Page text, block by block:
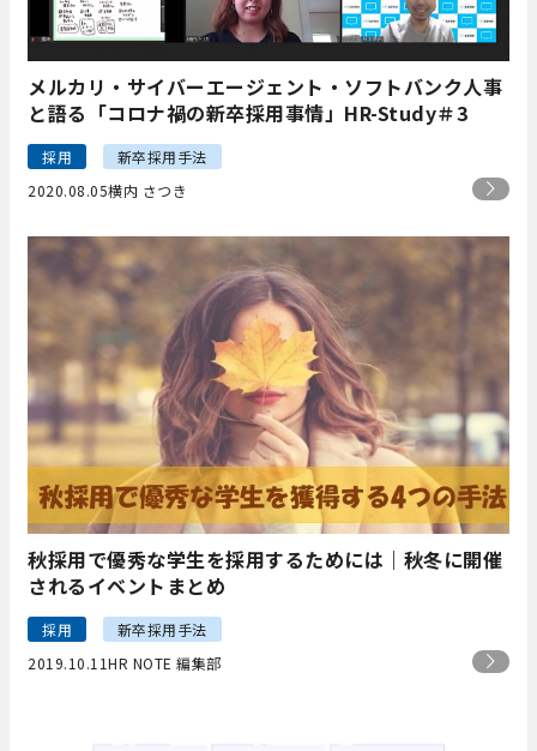
メルカリ・サイバーエージェント・ソフトバンク人事
と語る「コロナ禍の新卒採用事情」HR-Study＃3
採用
新卒採用手法
2020.08.05横内 さつき
秋採用で優秀な学生を採用するためには｜秋冬に開催
されるイベントまとめ
採用
新卒採用手法
2019.10.11HR NOTE 編集部